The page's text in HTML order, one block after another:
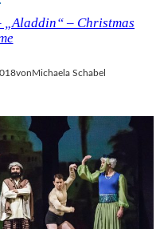
– Christmas
vonMichaela Schabel